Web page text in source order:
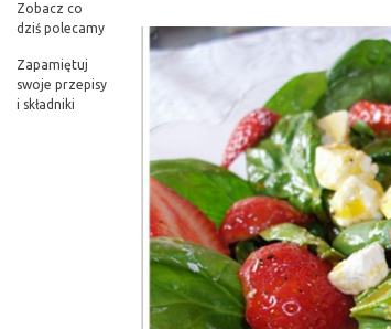
Zobacz co
dziś polecamy
Zapamiętuj
swoje przepisy
i składniki